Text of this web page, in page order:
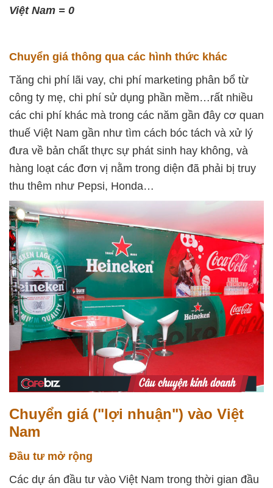
Việt Nam = 0
Chuyển giá thông qua các hình thức khác
Tăng chi phí lãi vay, chi phí marketing phân bổ từ
công ty mẹ, chi phí sử dụng phần mềm…rất nhiều
các chi phí khác mà trong các năm gần đây cơ quan
thuế Việt Nam gần như tìm cách bóc tách và xử lý
đưa về bản chất thực sự phát sinh hay không, và
hàng loạt các đơn vị nằm trong diện đã phải bị truy
thu thêm như Pepsi, Honda…
Chuyển giá ("lợi nhuận") vào Việt
Nam
Đầu tư mở rộng
Các dự án đầu tư vào Việt Nam trong thời gian đầu